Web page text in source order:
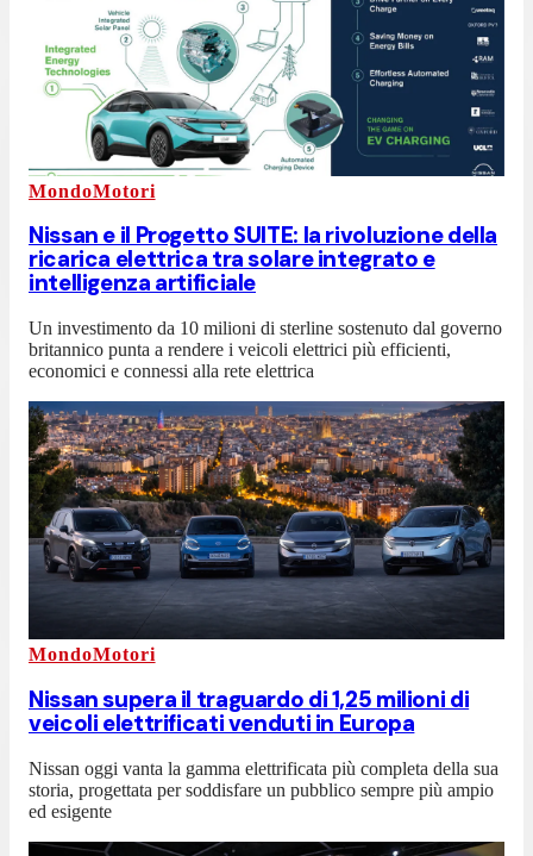
MondoMotori
Nissan e il Progetto SUITE: la rivoluzione della
ricarica elettrica tra solare integrato e
intelligenza artificiale
Un investimento da 10 milioni di sterline sostenuto dal governo
britannico punta a rendere i veicoli elettrici più efficienti,
economici e connessi alla rete elettrica
MondoMotori
Nissan supera il traguardo di 1,25 milioni di
veicoli elettrificati venduti in Europa
Nissan oggi vanta la gamma elettrificata più completa della sua
storia, progettata per soddisfare un pubblico sempre più ampio
ed esigente